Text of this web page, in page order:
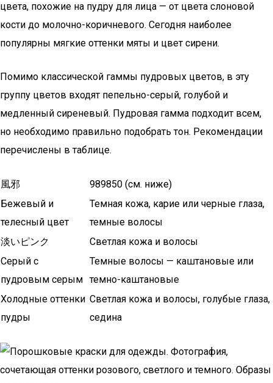
цвета, похожие на пудру для лица — от цвета слоновой
кости до молочно-коричневого. Сегодня наиболее
популярны мягкие оттенки мяты и цвет сирени.
Помимо классической гаммы пудровых цветов, в эту
группу цветов входят пепельно-серый, голубой и
медленный сиреневый. Пудровая гамма подходит всем,
но необходимо правильно подобрать тон. Рекомендации
перечислены в таблице.
風邪
989850 (см. ниже)
Бежевый и
телесный цвет
Темная кожа, карие или черные глаза,
темные волосы
淡いピンク
Светлая кожа и волосы
Серый с
пудровым серым
Темные волосы — каштановые или
темно-каштановые
Холодные оттенки
пудры
Светлая кожа и волосы, голубые глаза,
седина